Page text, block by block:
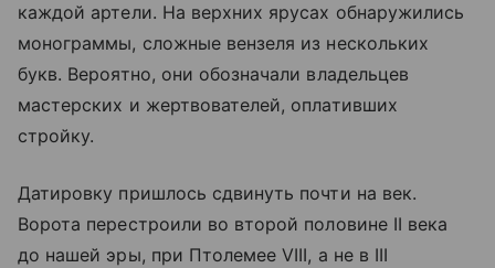
каждой артели. На верхних ярусах обнаружились
монограммы, сложные вензеля из нескольких
букв. Вероятно, они обозначали владельцев
мастерских и жертвователей, оплативших
стройку.
Датировку пришлось сдвинуть почти на век.
Ворота перестроили во второй половине II века
до нашей эры, при Птолемее VIII, а не в III